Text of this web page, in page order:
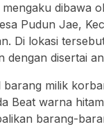
dibawa
Pudun Jae,
Di lokasi
disertai
barang milik
Beat warna
barang-